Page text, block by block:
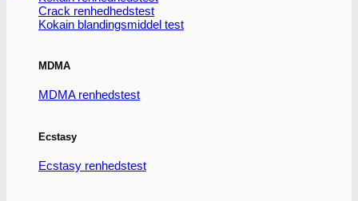
Crack renhedhedstest
Kokain blandingsmiddel test
MDMA
MDMA renhedstest
Ecstasy
Ecstasy renhedstest
varianter.
Mulighederne
vælges
varesiden